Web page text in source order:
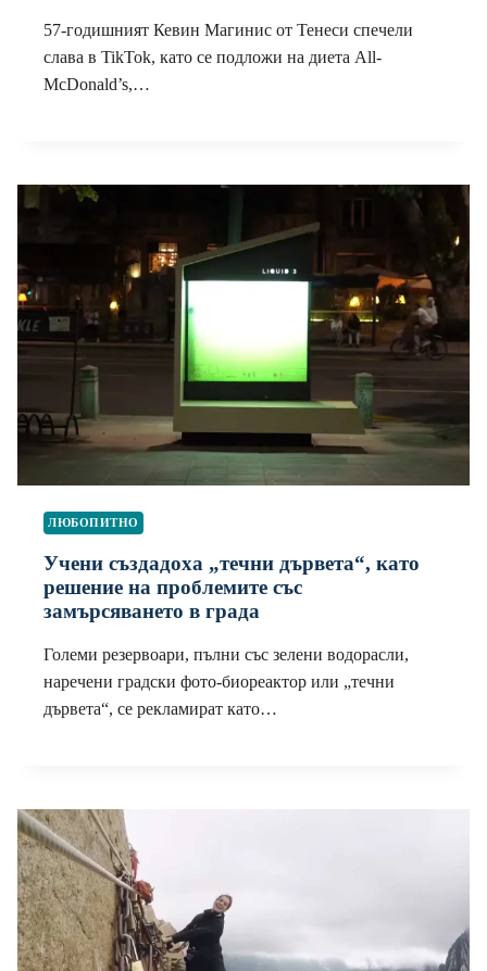
57-годишният Кевин Магинис от Тенеси спечели
слава в TikTok, като се подложи на диета All-
McDonald’s,…
ЛЮБОПИТНО
Учени създадоха „течни дървета“, като
решение на проблемите със
замърсяването в града
Големи резервоари, пълни със зелени водорасли,
наречени градски фото-биореактор или „течни
дървета“, се рекламират като…